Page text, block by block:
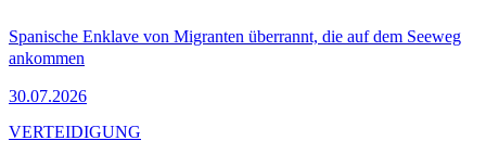
Spanische Enklave von Migranten überrannt, die auf dem Seeweg
ankommen
30.07.2026
VERTEIDIGUNG